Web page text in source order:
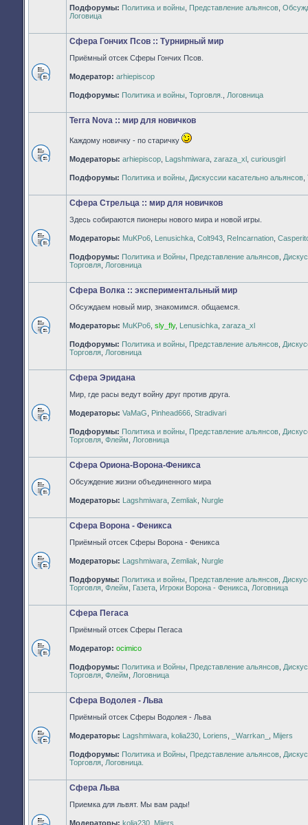
непрочитанных
сообщений
Подфорумы: Политика и войны Представление альянсов
Логовица
непрочитанных
сообщений
Сфера Гончих Псов :: Турнирный мир
Приёмный отсек Сферы Гончих Псов.
Модератор: arhiepiscop
Подфорумы: Политика и войны Торговля. Логовница
сообщений
Terra Nova :: мир для новичков
Каждому новичку - по старичку
Модераторы: arhiepiscop Lagshmiwara zaraza_xl curiousgirl
Подфорумы: Политика и войны Дискуссии касательно альянсов
непрочитанных
сообщений
Сфера Стрельца :: мир для новичков
Здесь собираются пионеры нового мира и новой игры.
Модераторы: MuKPo6 Lenusichka Colt943 ReIncarnation
Подфорумы: Политика и Войны Представление альянсов
Торговля Логовница
непрочитанных
сообщений
Сфера Волка :: экспериментальный мир
Обсуждаем новый мир, знакомимся. общаемся.
Модераторы: MuKPo6 sly_fly, Lenusichka zaraza_xl
Подфорумы: Политика и войны Представление альянсов
Торговля Логовница
непрочитанных
сообщений
Сфера Эридана
Мир, где расы ведут войну друг против друга.
Модераторы: VaMaG Pinhead666 Stradivari
Подфорумы: Политика и войны Представление альянсов
Торговля Флейм Логовница
Нет
непрочитанных
Сфера Ориона-Ворона-Феникса
Обсуждение жизни объединенного мира
Модераторы: Lagshmiwara Zemliak Nurgle
непрочитанных
сообщений
Сфера Ворона - Феникса
Приёмный отсек Сферы Ворона - Феникса
Модераторы: Lagshmiwara Zemliak Nurgle
Подфорумы: Политика и войны Представление альянсов
Торговля Флейм Газета Игроки Ворона - Феникса Логовница
непрочитанных
сообщений
Сфера Пегаса
Приёмный отсек Сферы Пегаса
Модератор: ocimico
Подфорумы: Политика и Войны Представление альянсов
Торговля Флейм Логовница
непрочитанных
сообщений
Сфера Водолея - Льва
Приёмный отсек Сферы Водолея - Льва
Модераторы: Lagshmiwara kolia230 Loriens _Warrkan_ Mijers
Подфорумы: Политика и Войны Представление альянсов
Торговля Логовница.
Сфера Льва
Приемка для львят. Мы вам рады!
Модераторы: kolia230 Mijers